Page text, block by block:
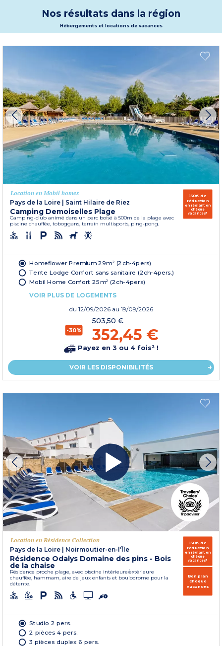
Nos résultats dans la région
Hébergements et locations de vacances
Location en Mobil homes
Pays de la Loire
Saint Hilaire de Riez
Camping Demoiselles Plage
Camping-club animé dans un parc boisé à 500m de la plage avec
piscine chauffée, toboggans, terrain multisports, ping-pong.
150€ de
réduction
en réglant en
chèque
vacances*
Homeflower Premium 29m² (2ch-4pers)
Tente Lodge Confort sans sanitaire (2ch-4pers.)
Mobil Home Confort 25m² (2ch-4pers)
VOIR PLUS DE LOGEMENTS
du 12/09/2026 au 19/09/2026
-30%
503,50 €
352,45 €
Payez en 3 ou 4 fois² !
VOIR LES DISPONIBILITÉS
Location en Résidence Collection
Pays de la Loire
Noirmoutier-en-l'Île
Résidence Odalys Domaine des pins - Bois
de la chaise
Résidence proche plage, avec piscine intérieure/extérieure
chauffée, hammam, aire de jeux enfants et boulodrome pour la
détente.
150€ de
réduction
en réglant en
chèque
vacances*
Bon plan
chèque
vacances
Studio 2 pers.
2 pièces 4 pers.
3 pièces duplex 6 pers.